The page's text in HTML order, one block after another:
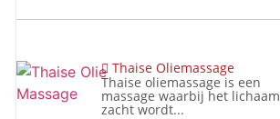
Thaise Oliemassage
Thaise oliemassage is een
massage waarbij het lichaam
zacht wordt...